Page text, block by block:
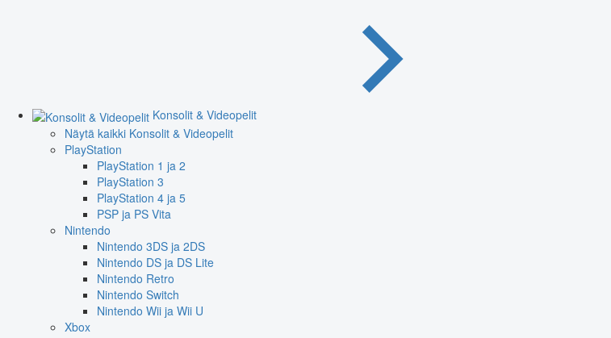
Konsolit & Videopelit
Näytä kaikki Konsolit & Videopelit
PlayStation
PlayStation 1 ja 2
PlayStation 3
PlayStation 4 ja 5
PSP ja PS Vita
Nintendo
Nintendo 3DS ja 2DS
Nintendo DS ja DS Lite
Nintendo Retro
Nintendo Switch
Nintendo Wii ja Wii U
Xbox